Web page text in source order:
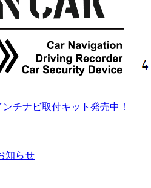
チナビ取付キット発売中！
知らせ